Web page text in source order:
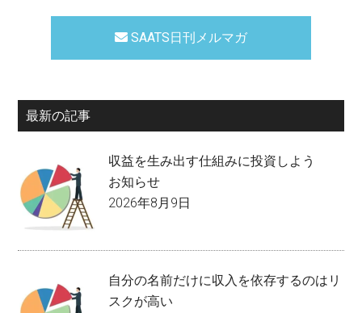
SAATS日刊メルマガ
最新の記事
収益を生み出す仕組みに投資しよう
お知らせ
2026年8月9日
自分の名前だけに収入を依存するのはリ
スクが高い